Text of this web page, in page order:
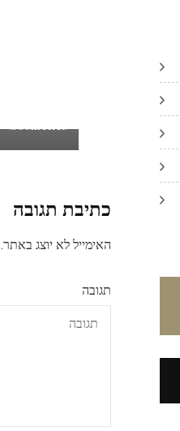
Cosmetics
כתיבת תגובה
האימייל לא יוצג באתר.
תגובה